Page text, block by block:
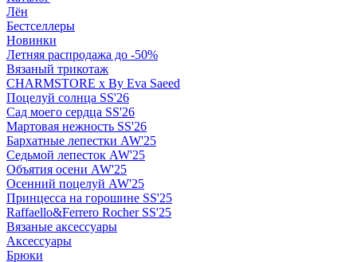
Лён
Бестселлеры
Новинки
Летняя распродажа до -50%
Вязаный трикотаж
CHARMSTORE х By Eva Saeed
Поцелуй солнца SS'26
Сад моего сердца SS'26
Мартовая нежность SS'26
Бархатные лепестки AW'25
Седьмой лепесток AW'25
Объятия осени AW'25
Осенний поцелуй AW'25
Принцесса на горошине SS'25
Raffaello&Ferrero Rocher SS'25
Вязаные аксессуары
Аксессуары
Брюки